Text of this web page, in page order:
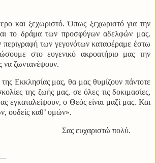
και ξεχωριστό. Όπως ξεχωριστό για την
το δράμα των προσφύγων αδελφών μας.
περιγραφή των γεγονότων καταφέραμε έστω
στο ευγενικό ακροατήριο μας την
να ζωντανέψουν.
Εκκλησίας μας, θα μας θυμίζουν πάντοτε
της ζωής μας, σε όλες τις δοκιμασίες,
εγκαταλείψουν, ο Θεός είναι μαζί μας. Και
ουδείς καθ’ υμών».
Σας ευχαριστώ πολύ.